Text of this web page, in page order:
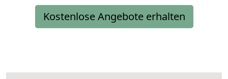
Kostenlose Angebote erhalten